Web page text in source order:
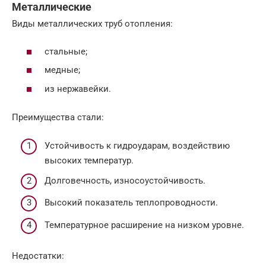
Металлические
Виды металлических труб отопления:
стальные;
медные;
из нержавейки.
Преимущества стали:
Устойчивость к гидроударам, воздействию
высоких температур.
Долговечность, износоустойчивость.
Высокий показатель теплопроводности.
Температурное расширение на низком уровне.
Недостатки: